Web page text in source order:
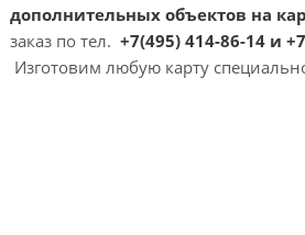
дополнительных объектов на
заказ по тел. +7(495) 414-86-14 и
Изготовим любую карту